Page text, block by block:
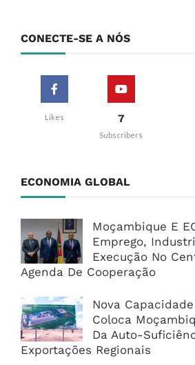
CONECTE-SE A NÓS
Likes 7
Subscribers
ECONOMIA GLOBAL
Moçambique E
Emprego,
Execução No
Agenda De Cooperação
Nova
Coloca
Da Auto-
Exportações Regionais